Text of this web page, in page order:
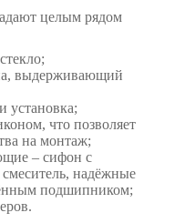
целым рядом
выдерживающий
установка;
что позволяет
на монтаж;
– сифон с
надёжные
подшипником;